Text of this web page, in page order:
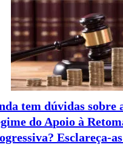
tem dúvidas sobre
do Apoio à
Esclareça-